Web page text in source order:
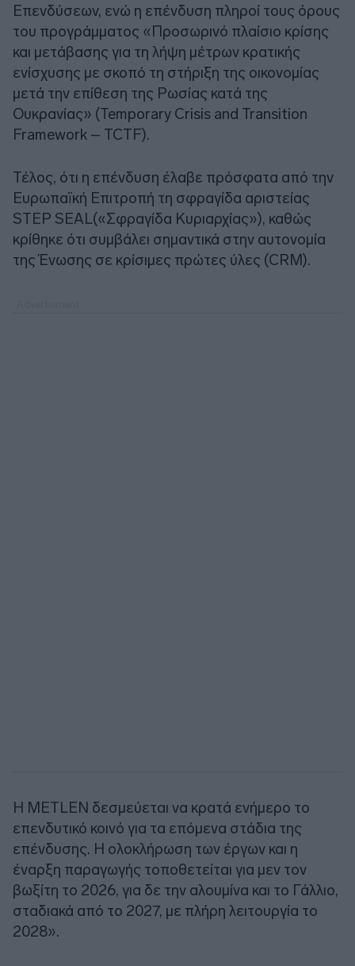
Επενδύσεων, ενώ η επένδυση πληροί τους όρους
του προγράμματος «Προσωρινό πλαίσιο κρίσης
και μετάβασης για τη λήψη μέτρων κρατικής
ενίσχυσης με σκοπό τη στήριξη της οικονομίας
μετά την επίθεση της Ρωσίας κατά της
Ουκρανίας» (Temporary Crisis and Transition
Framework – TCTF).
Τέλος, ότι η επένδυση έλαβε πρόσφατα από την
Ευρωπαϊκή Επιτροπή τη σφραγίδα αριστείας
STEP SEAL(«Σφραγίδα Κυριαρχίας»), καθώς
κρίθηκε ότι συμβάλει σημαντικά στην αυτονομία
της Ένωσης σε κρίσιμες πρώτες ύλες (CRM).
Η METLEN δεσμεύεται να κρατά ενήμερο το
επενδυτικό κοινό για τα επόμενα στάδια της
επένδυσης. Η ολοκλήρωση των έργων και η
έναρξη παραγωγής τοποθετείται για μεν τον
βωξίτη το 2026, για δε την αλουμίνα και το Γάλλιο,
σταδιακά από το 2027, με πλήρη λειτουργία το
2028».